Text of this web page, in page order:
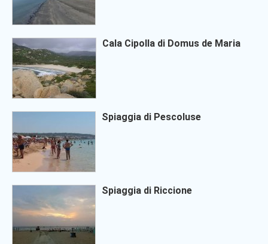
Cala Cipolla di Domus de Maria
Spiaggia di Pescoluse
Spiaggia di Riccione